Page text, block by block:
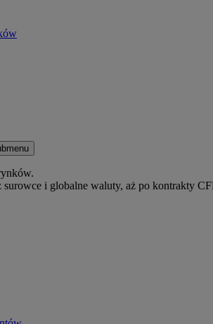
i globalne waluty, aż po kontrakty